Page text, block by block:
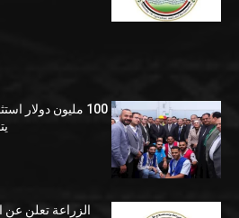
100 مليون دولار
الزراعة تعلن عن